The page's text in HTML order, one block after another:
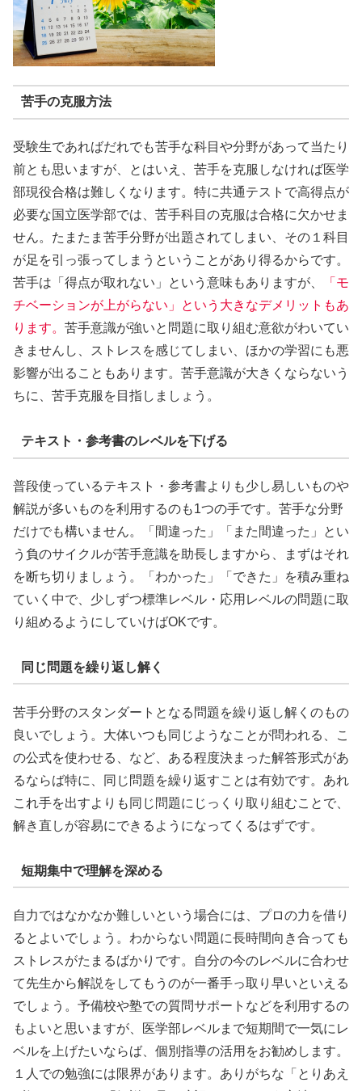
苦手の克服方法
受験生であればだれでも苦手な科目や分野があって当たり
前とも思いますが、とはいえ、苦手を克服しなければ医学
部現役合格は難しくなります。特に共通テストで高得点が
必要な国立医学部では、苦手科目の克服は合格に欠かせま
せん。たまたま苦手分野が出題されてしまい、その１科目
が足を引っ張ってしまうということがあり得るからです。
苦手は「得点が取れない」という意味もありますが、
「モ
チベーションが上がらない」という大きなデメリットもあ
ります。 苦手意識が強いと問題に取り組む意欲がわいてい
きませんし、ストレスを感じてしまい、ほかの学習にも悪
影響が出ることもあります。苦手意識が大きくならないう
ちに、苦手克服を目指しましょう。
テキスト・参考書のレベルを下げる
普段使っているテキスト・参考書よりも少し易しいものや
解説が多いものを利用するのも1つの手です。苦手な分野
だけでも構いません。「間違った」「また間違った」とい
う負のサイクルが苦手意識を助長しますから、まずはそれ
を断ち切りましょう。「わかった」「できた」を積み重ね
ていく中で、少しずつ標準レベル・応用レベルの問題に取
り組めるようにしていけばOKです。
同じ問題を繰り返し解く
苦手分野のスタンダートとなる問題を繰り返し解くのもの
良いでしょう。大体いつも同じようなことが問われる、こ
の公式を使わせる、など、ある程度決まった解答形式があ
るならば特に、同じ問題を繰り返すことは有効です。あれ
これ手を出すよりも同じ問題にじっくり取り組むことで、
解き直しが容易にできるようになってくるはずです。
短期集中で理解を深める
自力ではなかなか難しいという場合には、プロの力を借り
るとよいでしょう。わからない問題に長時間向き合っても
ストレスがたまるばかりです。自分の今のレベルに合わせ
て先生から解説をしてもうのが一番手っ取り早いといえる
でしょう。予備校や塾での質問サポートなどを利用するの
もよいと思いますが、医学部レベルまで短期間で一気にレ
ベルを上げたいならば、個別指導の活用をお勧めします。
１人での勉強には限界があります。ありがちな「とりあえ